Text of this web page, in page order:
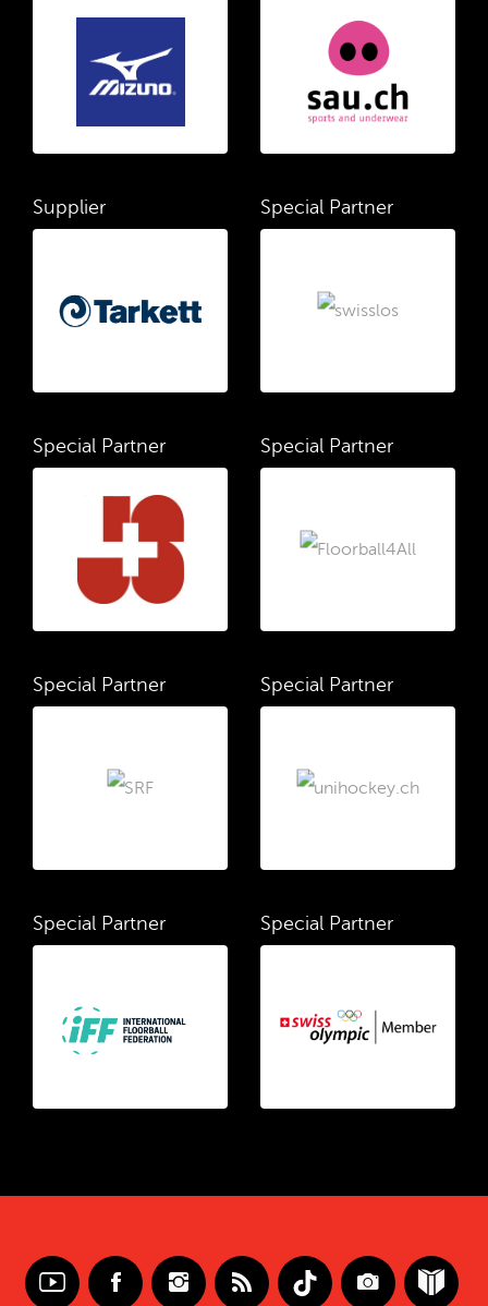
Supplier Special Partner
Special Partner Special Partner
Special Partner Special Partner
Special Partner Special Partner